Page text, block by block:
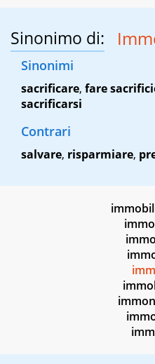
Sinonimo di:
Sinonimi
sacrificare, fare
sacrificarsi
Contrari
salvare, risparmiare,